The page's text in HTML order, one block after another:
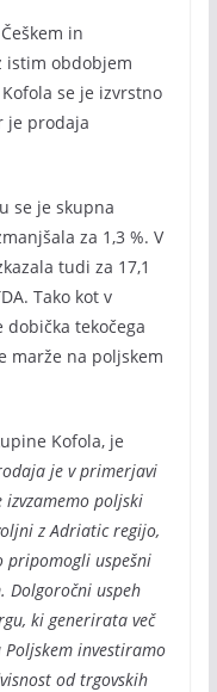
in
istim obdobjem
se je izvrstno
je prodaja
se je skupna
za 1,3 %. V
tudi za 17,1
Tako kot v
tekočega
marže na poljskem
Kofola, je
je v primerjavi
poljski
z Adriatic regijo,
pripomogli uspešni
Dolgoročni uspeh
ki generirata več
investiramo
od trgovskih